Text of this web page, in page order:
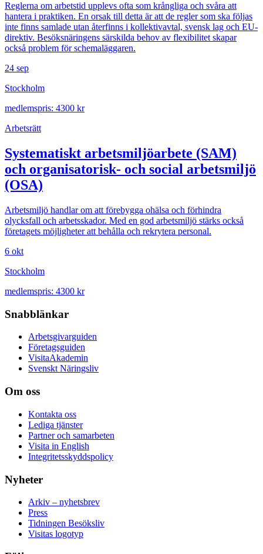
Reglerna om arbetstid upplevs ofta som krångliga och svåra att
hantera i praktiken. En orsak till detta är att de regler som ska följas
inte finns samlade utan återfinns i kollektivavtal, svensk lag och EU-
direktiv. Besöksnäringens särskilda behov av flexibilitet skapar
också problem för schemaläggaren.
24 sep
Stockholm
medlemspris: 4300 kr
Arbetsrätt
Systematiskt arbetsmiljöarbete (SAM)
och organisatorisk- och social arbetsmiljö
(OSA)
Arbetsmiljö handlar om att förebygga ohälsa och förhindra
olycksfall och arbetsskador. Med en god arbetsmiljö stärks också
företagets möjligheter att behålla och rekrytera personal.
6 okt
Stockholm
medlemspris: 4300 kr
Snabblänkar
Arbetsgivarguiden
Företagsguiden
VisitaAkademin
Svenskt Näringsliv
Om oss
Kontakta oss
Lediga tjänster
Partner och samarbeten
Visita in English
Integritetsskyddspolicy
Nyheter
Arkiv – nyhetsbrev
Press
Tidningen Besöksliv
Visitas logotyp